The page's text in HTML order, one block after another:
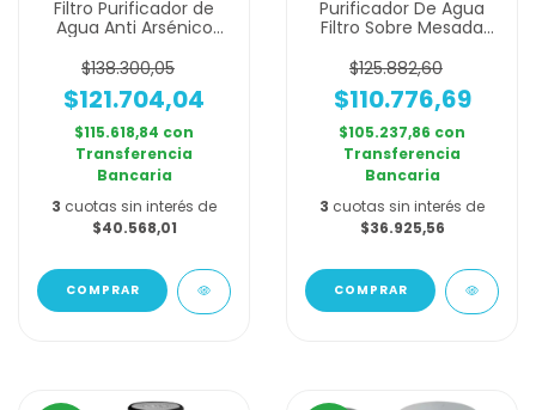
Filtro Purificador de
Agua Anti Arsénico
y Plateado
$138.300,05
$121.704,04
$115.618,84 con
Transferencia
Bancaria
3 cuotas sin interés de
$40.568,01
COMPRAR
Purificador De Agua
Filtro Sobre Mesada
$125.882,60
$110.776,69
$105.237,86 con
Transferencia
Bancaria
3 cuotas sin interés de
$36.925,56
COMPRAR